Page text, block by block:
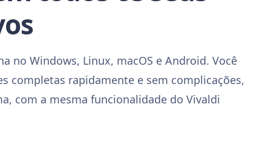
no Windows, Linux, macOS e Android. Você
completas rapidamente e sem complicações,
com a mesma funcionalidade do Vivaldi